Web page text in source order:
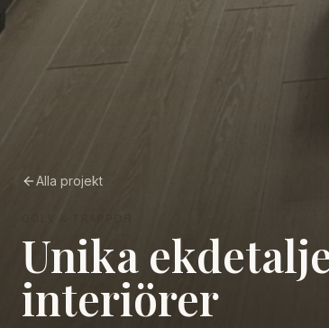
Alla projekt
Unika
interiörer